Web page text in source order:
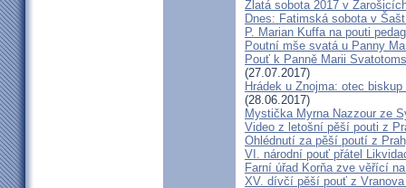
Zlatá sobota 2017 v
Dnes: Fatimská sobota v
P. Marian Kuffa na pouti
Poutní mše svatá u Panny
Pouť k Panně Marii
(27.07.2017)
Hrádek u Znojma: otec
(28.06.2017)
Mystička Myrna Nazzour ze
Video z letošní pěší pouti z
Ohlédnutí za pěší poutí z
VI. národní pouť přátel
Farní úřad Korňa zve věřící
XV. dívčí pěší pouť z